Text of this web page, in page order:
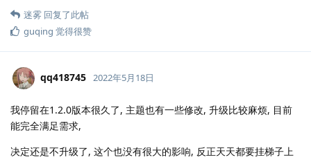
迷雾 回复了此帖
guqing 觉得很赞
qq418745 2022年5月18日
我停留在1.2.0版本很久了, 主题也有一些修改, 升级比较麻烦, 目前
能完全满足需求,
决定还是不升级了, 这个也没有很大的影响, 反正天天都要挂梯子上